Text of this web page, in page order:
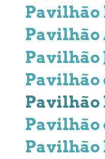
Pavilhão
Pavilhão
Pavilhão
Pavilhão
Pavilhão
Pavilhão
Pavilhão